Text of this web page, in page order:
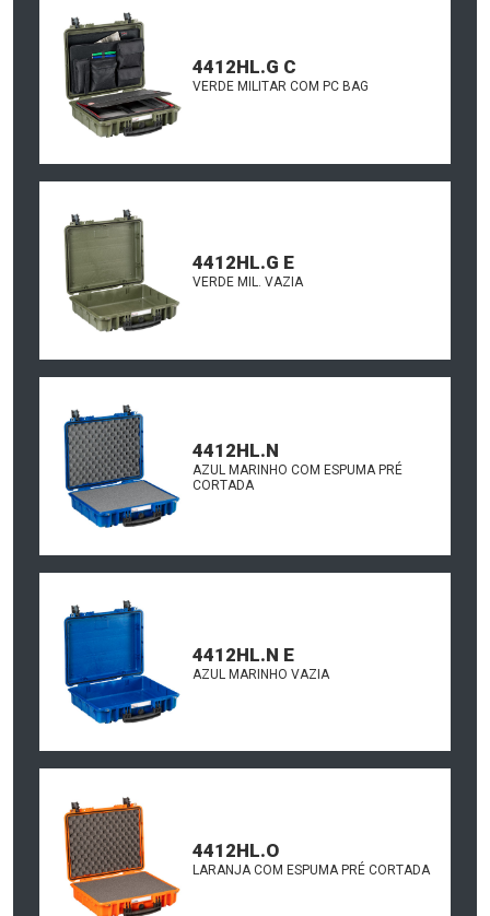
4412HL.G C
VERDE MILITAR COM PC BAG
4412HL.G E
VERDE MIL. VAZIA
4412HL.N
AZUL MARINHO COM ESPUMA PRÉ
CORTADA
4412HL.N E
AZUL MARINHO VAZIA
4412HL.O
LARANJA COM ESPUMA PRÉ CORTADA